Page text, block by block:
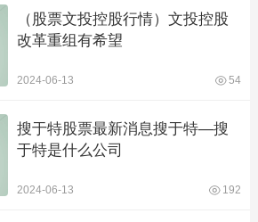
（股票文投控股行情）文投控股
改革重组有希望
2024-06-13 54
搜于特股票最新消息搜于特—搜
于特是什么公司
2024-06-13 192